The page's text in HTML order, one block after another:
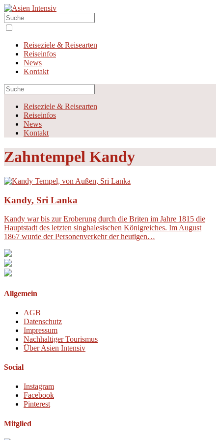
Reiseziele & Reisearten
Reiseinfos
News
Kontakt
Reiseziele & Reisearten
Reiseinfos
News
Kontakt
Zahntempel Kandy
Kandy, Sri Lanka
Kandy war bis zur Eroberung durch die Briten im Jahre 1815 die
Hauptstadt des letzten singhalesischen Königreiches. Im August
1867 wurde der Personenverkehr der heutigen…
Allgemein
AGB
Datenschutz
Impressum
Nachhaltiger Tourismus
Über Asien Intensiv
Social
Instagram
Facebook
Pinterest
Mitglied